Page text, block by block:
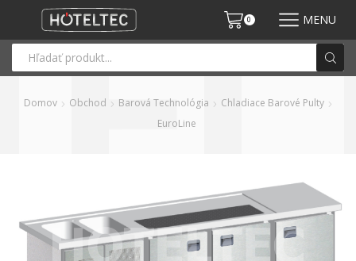
0 MENU
Domov Obchod Barová Technológia
Chladiace Barové Pulty
EuroLine